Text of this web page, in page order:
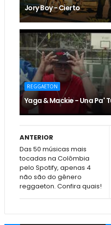
Jory Boy - Cierto
REGGAETON
Yaga & Mackie - Una Pa'
ANTERIOR
Das 50 músicas mais
tocadas na Colômbia
pelo Spotify, apenas 4
não são do gênero
reggaeton. Confira quais!